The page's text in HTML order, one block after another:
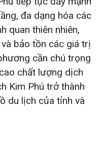
đa dạng hóa các
quan thiên nhiên,
bảo tồn các giá trị
cần chú trọng
chất lượng dịch
Kim Phú trở thành
du lịch của tỉnh và